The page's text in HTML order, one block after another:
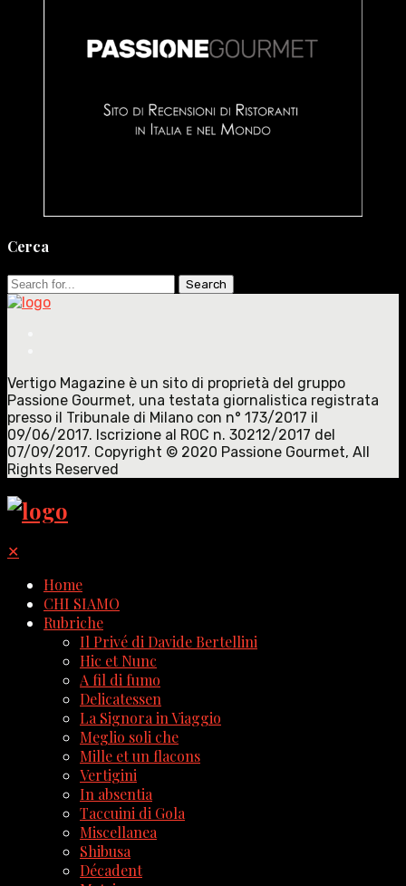
Cerca
Search
for:
Vertigo Magazine è un sito di proprietà del gruppo
Passione Gourmet, una testata giornalistica registrata
presso il Tribunale di Milano con n° 173/2017 il
09/06/2017. Iscrizione al ROC n. 30212/2017 del
07/09/2017. Copyright © 2020 Passione Gourmet, All
Rights Reserved
✕
Home
CHI SIAMO
Rubriche
Il Privé di Davide Bertellini
Hic et Nunc
A fil di fumo
Delicatessen
La Signora in Viaggio
Meglio soli che
Mille et un flacons
Vertigini
In absentia
Taccuini di Gola
Miscellanea
Shibusa
Décadent